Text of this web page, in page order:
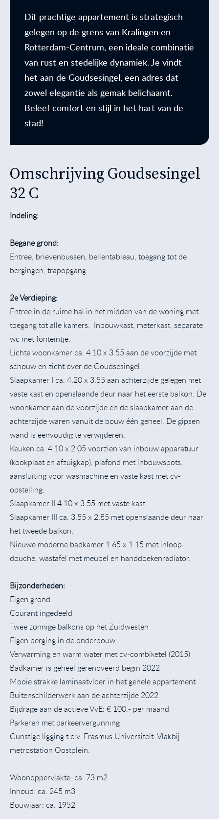
Dit prachtige appartement is strategisch
gelegen op de grens van Kralingen en
Rotterdam-Centrum, een ideale combinatie
van rust en stedelijke dynamiek. Je vindt
het aan de Goudsesingel, een adres dat
zowel elegantie als gemak belichaamt.
Beleef comfort en stijl in het hart van de
stad!
Omschrijving Goudsesingel
32 C
Indeling:
Begane grond:
Entree, brievenbussen, bellentableau, toegang tot de
bergingen, trapopgang.
2e Verdieping:
Entree in de ruime hal in het midden van de woning met
toegang tot alle kamers. Inbouwkast, meterkast, separate
wc met fonteintje.
Lichte woonkamer ca. 4.10 x 3.55 aan de voorzijde met
schouw en zicht over de Goudsesingel.
Slaapkamer I ca. 4.20 x 3.55 aan achterzijde gelegen met
vaste kast en openslaande deur naar het eerste balkon. De
woonkamer aan de voorzijde en de slaapkamer aan de
achterzijde waren vanuit de bouw één geheel. De gipsen
wand is eenvoudig te verwijderen.
Keuken ca. 4.10 x 2.05 voorzien van inbouw apparatuur
(kookplaat en afzuigkap), plafond met inbouwspots,
aansluiting voor wasmachine en vaste kast met cv-
opstelling.
Slaapkamer II 4.10 x 3.55 met vaste kast.
Slaapkamer III ca. 3.55 x 2.85 met openslaande deur naar
het tweede balkon.
Nieuwe moderne badkamer 1.65 x 1.15 met inloop-
douche, wastafel met meubel en handdoekenradiator.
Bijzonderheden:
Eigen grond.
Courant ingedeeld
Twee zonnige balkons op het Zuidwesten
Eigen berging in de onderbouw
Verwarming en warm water met cv-combiketel (2015)
Badkamer is geheel gerenoveerd begin 2022
Mooie strakke laminaatvloer in het gehele appartement
Buitenschilderwerk aan de achterzijde 2022
Bijdrage aan de actieve VvE: € 100,- per maand
Parkeren met parkeervergunning
Gunstige ligging t.o.v. Erasmus Universiteit. Vlakbij
metrostation Oostplein.
Woonoppervlakte: ca. 73 m2
Inhoud: ca. 245 m3
Bouwjaar: ca. 1952